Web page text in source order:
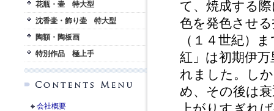
花瓶・壷 特大型
沈香壷・飾り壷 特大型
陶額・陶板画
特別作品 極上手
会社概要
て、焼成する
色を発色させ
（１４世紀）
紅」は初期伊
れました。し
め、その後は